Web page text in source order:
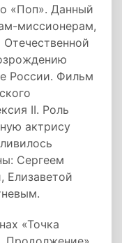
«Поп». Данный
миссионерам,
России. Фильм
II. Роль
актрису
Сергеем
Елизаветой
«Точка